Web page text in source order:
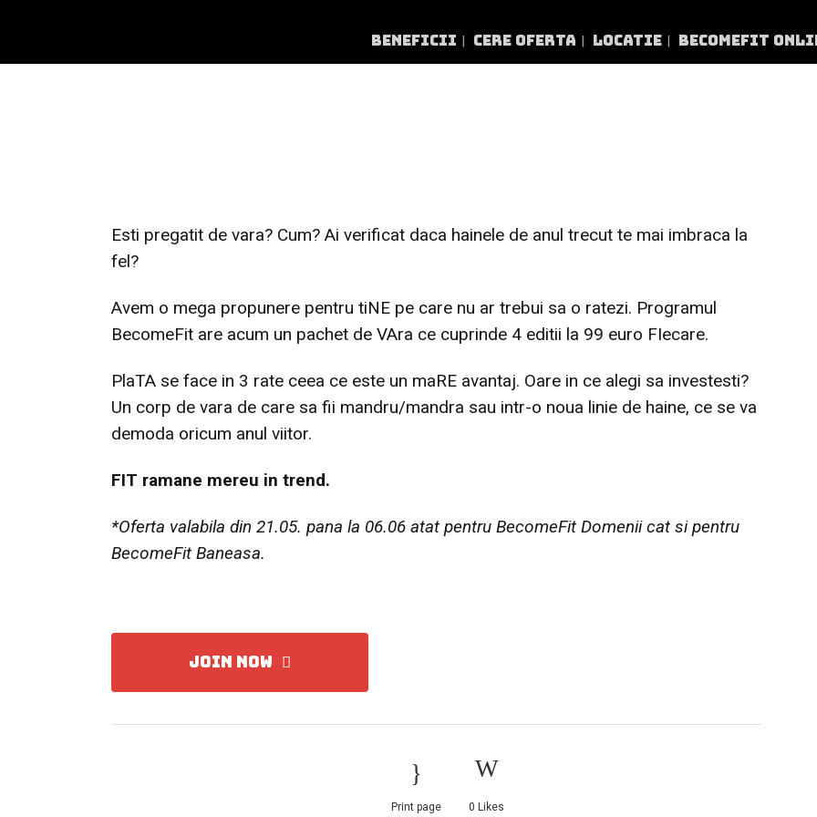
BENEFICII CERE OFERTA LOCATIE BECOMEFIT
Esti pregatit de vara? Cum? Ai verificat daca hainele de anul trecut te mai imbraca la
fel?
Avem o mega propunere pentru tiNE pe care nu ar trebui sa o ratezi. Programul
BecomeFit are acum un pachet de VAra ce cuprinde 4 editii la 99 euro FIecare.
PlaTA se face in 3 rate ceea ce este un maRE avantaj. Oare in ce alegi sa investesti?
Un corp de vara de care sa fii mandru/mandra sau intr-o noua linie de haine, ce se va
demoda oricum anul viitor.
FIT ramane mereu in trend.
*Oferta valabila din 21.05. pana la 06.06 atat pentru BecomeFit Domenii cat si pentru
BecomeFit Baneasa.
JOIN NOW
Print page 0 Likes